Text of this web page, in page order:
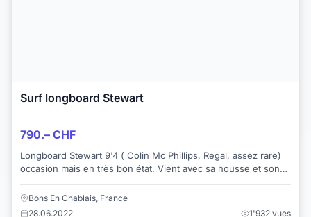
Surf longboard Stewart
790.– CHF
Longboard Stewart 9'4 ( Colin Mc Phillips, Regal, assez rare)
occasion mais en très bon état. Vient avec sa housse et son
leash FCS. Visible sur le ...
Bons En Chablais, France
28.06.2022
1'932 vues